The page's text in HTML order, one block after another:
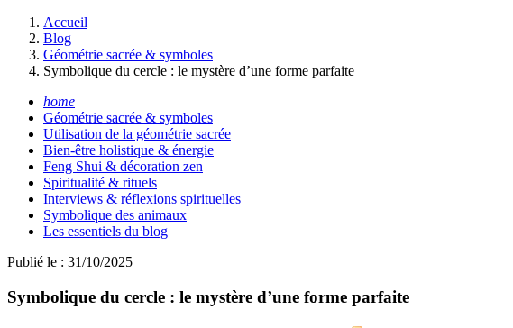
Accueil
Blog
Géométrie sacrée & symboles
Symbolique du cercle : le mystère d’une forme parfaite
home
Géométrie sacrée & symboles
Utilisation de la géométrie sacrée
Bien-être holistique & énergie
Feng Shui & décoration zen
Spiritualité & rituels
Interviews & réflexions spirituelles
Symbolique des animaux
Les essentiels du blog
Publié le : 31/10/2025
Symbolique du cercle : le mystère d’une forme parfaite